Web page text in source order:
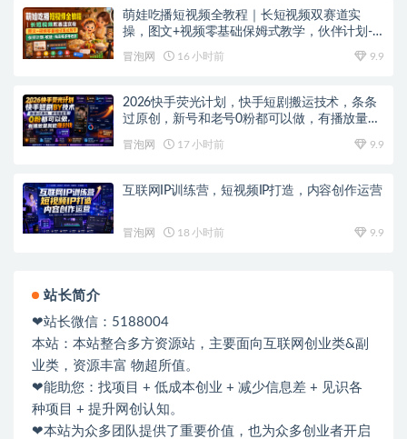
萌娃吃播短视频全教程｜长短视频双赛道实
操，图文+视频零基础保姆式教学，伙伴计划-
冒泡网 16 小时前 9.9
2026快手荧光计划，快手短剧搬运技术，条条
过原创，新号和老号0粉都可以做，有播放量就
冒泡网 17 小时前 9.9
互联网IP训练营，短视频IP打造，内容创作运营
冒泡网 18 小时前 9.9
站长简介
❤站长微信：5188004
本站：本站整合多方资源站，主要面向互联网创业类&副
业类，资源丰富 物超所值。
❤能助您：找项目 + 低成本创业 + 减少信息差 + 见识各
种项目 + 提升网创认知。
❤本站为众多团队提供了重要价值，也为众多创业者开启